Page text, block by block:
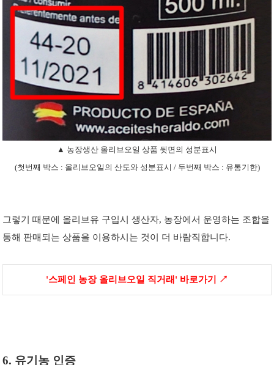
▲ 농장생산 올리브오일 상품 뒷면의 성분표시
(첫번째 박스 : 올리브오일의 산도와 성분표시 / 두번째 박스 : 유통기한)
그렇기 때문에 올리브유 구입시 생산자, 농장에서 운영하는 조합을
통해 판매되는 상품을 이용하시는 것이 더 바람직합니다.
'스페 인 농장 올리브오일 직거래' 바로가기 ↗
6. 유기농 인증